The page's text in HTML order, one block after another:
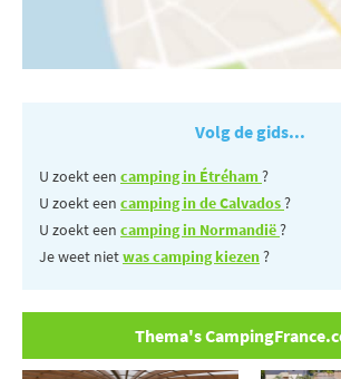
Volg de gids...
U zoekt een camping in Étréham?
U zoekt een camping in de Calvados?
U zoekt een camping in Normandië?
Je weet nietwas camping kiezen?
Thema's